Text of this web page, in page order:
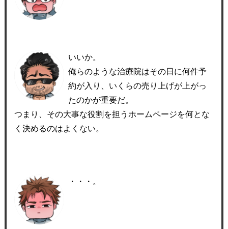
いいか。
俺らのような治療院はその日に何件予
約が入り、いくらの売り上げが上がっ
たのかが重要だ。
つまり、その大事な役割を担うホームページを何とな
く決めるのはよくない。
・・・。